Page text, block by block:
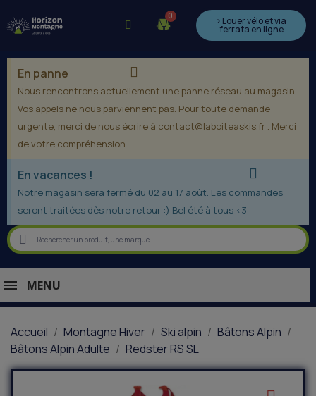
> Louer vélo et via
ferrata en ligne
En panne
Nous rencontrons actuellement une panne réseau au magasin.
Vos appels ne nous parviennent pas. Pour toute demande
urgente, merci de nous écrire à contact@laboiteaskis.fr . Merci
de votre compréhension.
En vacances !
Notre magasin sera fermé du 02 au 17 août. Les commandes
seront traitées dès notre retour :) Bel été à tous <3
MENU
Accueil Montagne Hiver Ski alpin
Bâtons Alpin
Bâtons Alpin Adulte
Redster RS SL